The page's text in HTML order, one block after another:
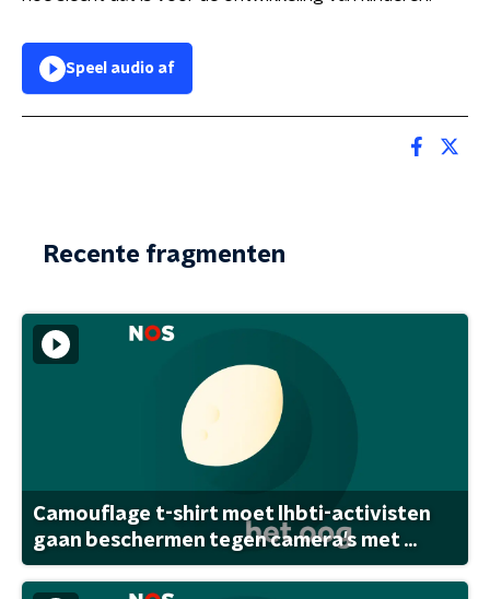
Speel audio af
Recente fragmenten
Camouflage t-shirt moet lhbti-activisten
gaan beschermen tegen camera's met ...